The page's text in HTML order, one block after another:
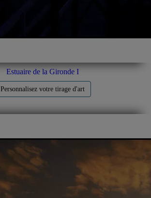
Estuaire de la Gironde I
Personnalisez votre tirage d'art